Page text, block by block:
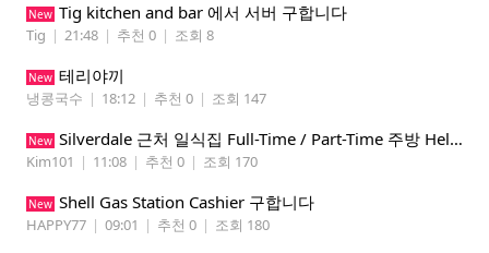
New Tig kitchen and bar 에서 서버 구합니다
Tig | 21:48 | 추천 0 | 조회 8
New 테리야끼
냉콩국수 | 18:12 | 추천 0 | 조회 147
New Silverdale 근처 일식집 Full-Time / Part-Time 주방 Helper 구합니다.
Kim101 | 11:08 | 추천 0 | 조회 170
New Shell Gas Station Cashier 구합니다
HAPPY77 | 09:01 | 추천 0 | 조회 180